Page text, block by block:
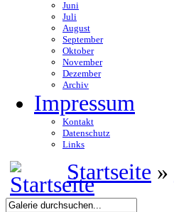
Juni
Juli
August
September
Oktober
November
Dezember
Archiv
Impressum
Kontakt
Datenschutz
Links
Startseite »